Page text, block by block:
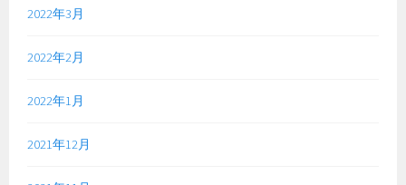
2022年3月
2022年2月
2022年1月
2021年12月